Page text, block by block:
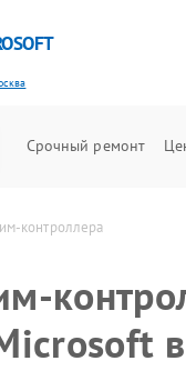
Срочный ремонт
контроллера